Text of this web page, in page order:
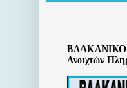
ΒΑΛΚΑΝΙΚΟ
Ανοιχτών